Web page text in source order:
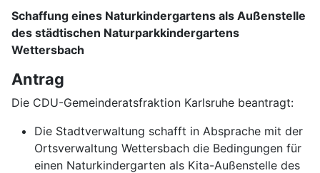
Schaffung eines Naturkindergartens als Außenstelle
des städtischen Naturparkkindergartens
Wettersbach
Antrag
Die CDU-Gemeinderatsfraktion Karlsruhe beantragt:
Die Stadtverwaltung schafft in Absprache mit der
Ortsverwaltung Wettersbach die Bedingungen für
einen Naturkindergarten als Kita-Außenstelle des